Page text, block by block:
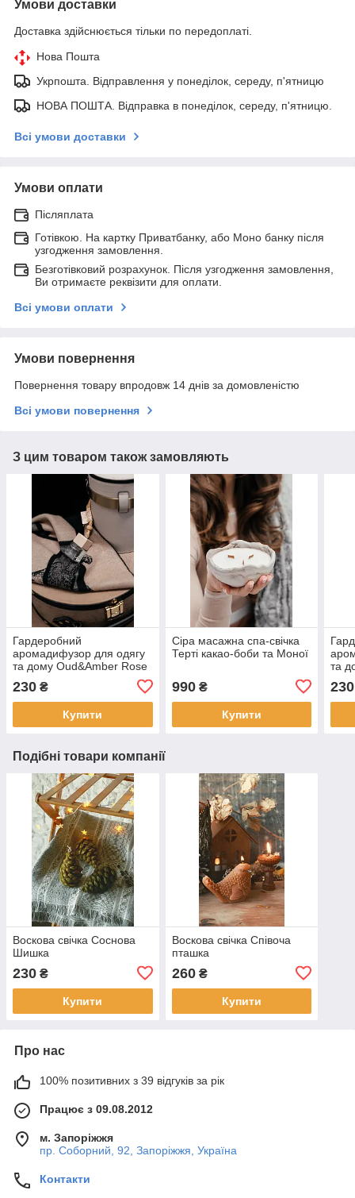
Умови доставки
Доставка здійснюється тільки по передоплаті.
Нова Пошта
Укрпошта. Відправлення у понеділок, середу, п'ятницю
НОВА ПОШТА. Відправка в понеділок, середу, п'ятницю.
Всі умови доставки
Умови оплати
Післяплата
Готівкою. На картку Приватбанку, або Моно банку після
узгодження замовлення.
Безготівковий розрахунок. Після узгодження замовлення,
Ви отримаєте реквізити для оплати.
Всі умови оплати
Умови повернення
Повернення товару впродовж 14 днів за домовленістю
Всі умови повернення
З цим товаром також замовляють
Гардеробний
аромадифузор для одягу
та дому Oud&Amber Rose
230 ₴
Купити
Сіра масажна спа-свічка
Терті какао-боби та Моної
990₴
Купити
та
230
Подібні товари компанії
Воскова свічка Соснова
Шишка
230 ₴
Купити
Воскова свічка Співоча
пташка
260₴
Купити
Про нас
100% позитивних з 39 відгуків за рік
Працює з 09.08.2012
м. Запоріжжя
пр. Соборний, 92, Запоріжжя, Україна
Контакти